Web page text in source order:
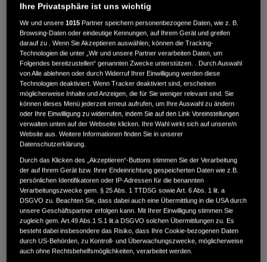
MWST. NICHT AUSWEISBAR
3.900 €
Außenfarbe
crystal black pearl
Kilometerstand
166.000 km
Kraftstoffart
Super
Getriebe
Automatik
Türen
5
Leistung
61 kW / 83 PS
Hubraum
1.339 cm³
Erstzulassung
10.2007
Bauart
Limousine
Ihre Privatsphäre ist uns wichtig
Wir und unsere1015 Partner speichern personenbezogene Daten, wie z. B.
Browsing-Daten oder eindeutige Kennungen, auf Ihrem Gerät und greifen
darauf zu . Wenn Sie Akzeptieren auswählen, können die Tracking-
Technologien die unter „Wir und unsere Partner verarbeiten Daten, um
Folgendes bereitzustellen“ genannten Zwecke unterstützen. . Durch Auswahl
von Alle ablehnen oder durch Widerruf Ihrer Einwilligung werden diese
Technologien deaktiviert. Wenn Tracker deaktiviert sind, erscheinen
möglicherweise Inhalte und Anzeigen, die für Sie weniger relevant sind. Sie
können dieses Menü jederzeit erneut aufrufen, um Ihre Auswahl zu ändern
oder Ihre Einwilligung zu widerrufen, indem Sie auf den Link Voreinstellungen
verwalten unten auf der Webseite klicken. Ihre Wahl wirkt sich auf unsere/n
Website aus. Weitere Informationen finden Sie in unserer
Datenschutzerklärung.
Durch das Klicken des „Akzeptieren“-Buttons stimmen Sie der Verarbeitung
der auf Ihrem Gerät bzw. Ihrer Endeinrichtung gespeicherten Daten wie z.B.
persönlichen Identifikatoren oder IP-Adressen für die benannten
Verarbeitungszwecke gem. § 25 Abs. 1 TTDSG sowie Art. 6 Abs. 1 lit. a
DSGVO zu. Beachten Sie, dass dabei auch eine Übermittlung in die USA durch
unsere Geschäftspartner erfolgen kann. Mit Ihrer Einwilligung stimmen Sie
zugleich gem. Art.49 Abs.1 S.1 lit.a DSGVO solchen Übermittlungen zu. Es
besteht dabei insbesondere das Risiko, dass Ihre Cookie-bezogenen Daten
durch US-Behörden, zu Kontroll- und Überwachungszwecke, möglicherweise
auch ohne Rechtsbehelfsmöglichkeiten, verarbeitet werden.